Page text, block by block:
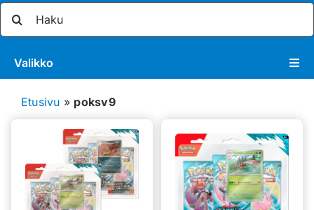
Valikko
Pokémon
Muut keräilykortit
Tarvikkeet
Blind Boksit
Etusivu » poksv9